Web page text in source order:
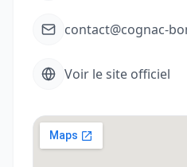
contact@cognac-
Voir le site officiel